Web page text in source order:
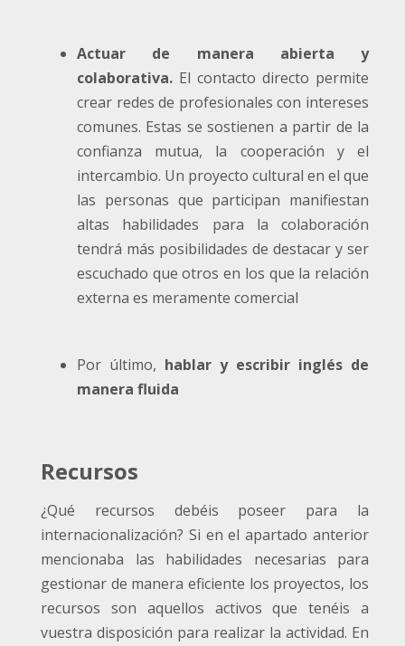
Actuar de manera abierta y
colaborativa. El contacto directo permite
crear redes de profesionales con intereses
comunes. Estas se sostienen a partir de la
confianza mutua, la cooperación y el
intercambio. Un proyecto cultural en el que
las personas que participan manifiestan
altas habilidades para la colaboración
tendrá más posibilidades de destacar y ser
escuchado que otros en los que la relación
externa es meramente comercial
Por último, hablar y escribir inglés de
manera fluida
Recursos
¿Qué recursos debéis poseer para la
internacionalización? Si en el apartado anterior
mencionaba las habilidades necesarias para
gestionar de manera eficiente los proyectos, los
recursos son aquellos activos que tenéis a
vuestra disposición para realizar la actividad. En